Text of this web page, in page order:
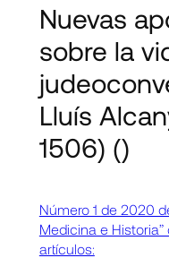
Nuevas
sobre la
Lluís
1506) ()
Número 1 de 2020
Medicina e
artículos: